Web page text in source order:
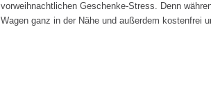
vorweihnachtlichen Geschenke-Stress. Denn
Wagen ganz in der Nähe und außerdem kostenfrei